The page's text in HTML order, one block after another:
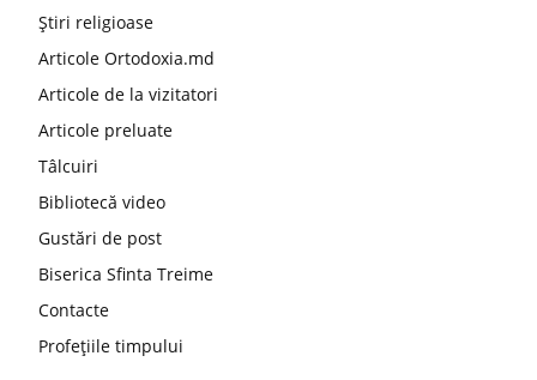
Știri religioase
Articole Ortodoxia.md
Articole de la vizitatori
Articole preluate
Tâlcuiri
Bibliotecă video
Gustări de post
Biserica Sfinta Treime
Contacte
Profețiile timpului